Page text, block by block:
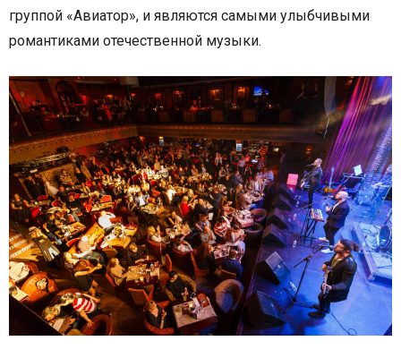
группой «Авиатор», и являются самыми улыбчивыми
романтиками отечественной музыки.